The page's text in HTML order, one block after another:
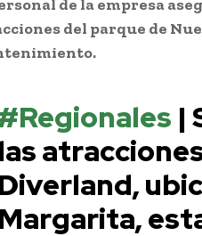
de la empresa
del parque de
|
las
Diverland,
Margarita,